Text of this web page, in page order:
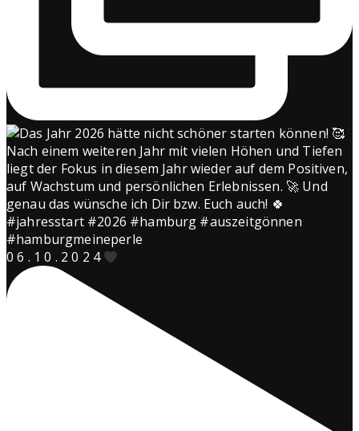
0 6 . 1 0 . 2 0 2 4